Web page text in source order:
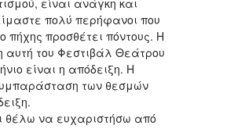
πολύ περήφανοι που
πήχης προσθέτει πόντους. Η
αυτή του Φεστιβάλ Θεάτρου
είναι η απόδειξη. Η
των θεσμών
θέλω να ευχαριστήσω από